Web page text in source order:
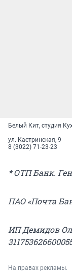
Белый Кит, студия
ул. Кастринская, 9
8 (3022) 71-23-23
* ОТП Банк.
ПАО «Почта
ИП Демидов
На правах рекламы.